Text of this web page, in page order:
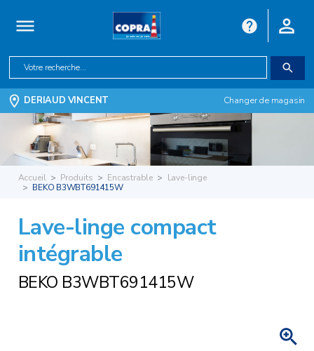
DERIAUD VINCENT Changer de magasin
Accueil Produits Encastrable
Lave-linge
BEKO B3WBT691415W
Lave-linge compact
intégrable
BEKO B3WBT691415W